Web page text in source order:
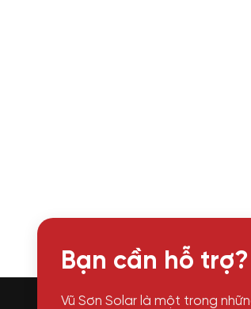
Bạn cần hỗ
Vũ Sơn Solar là một trong